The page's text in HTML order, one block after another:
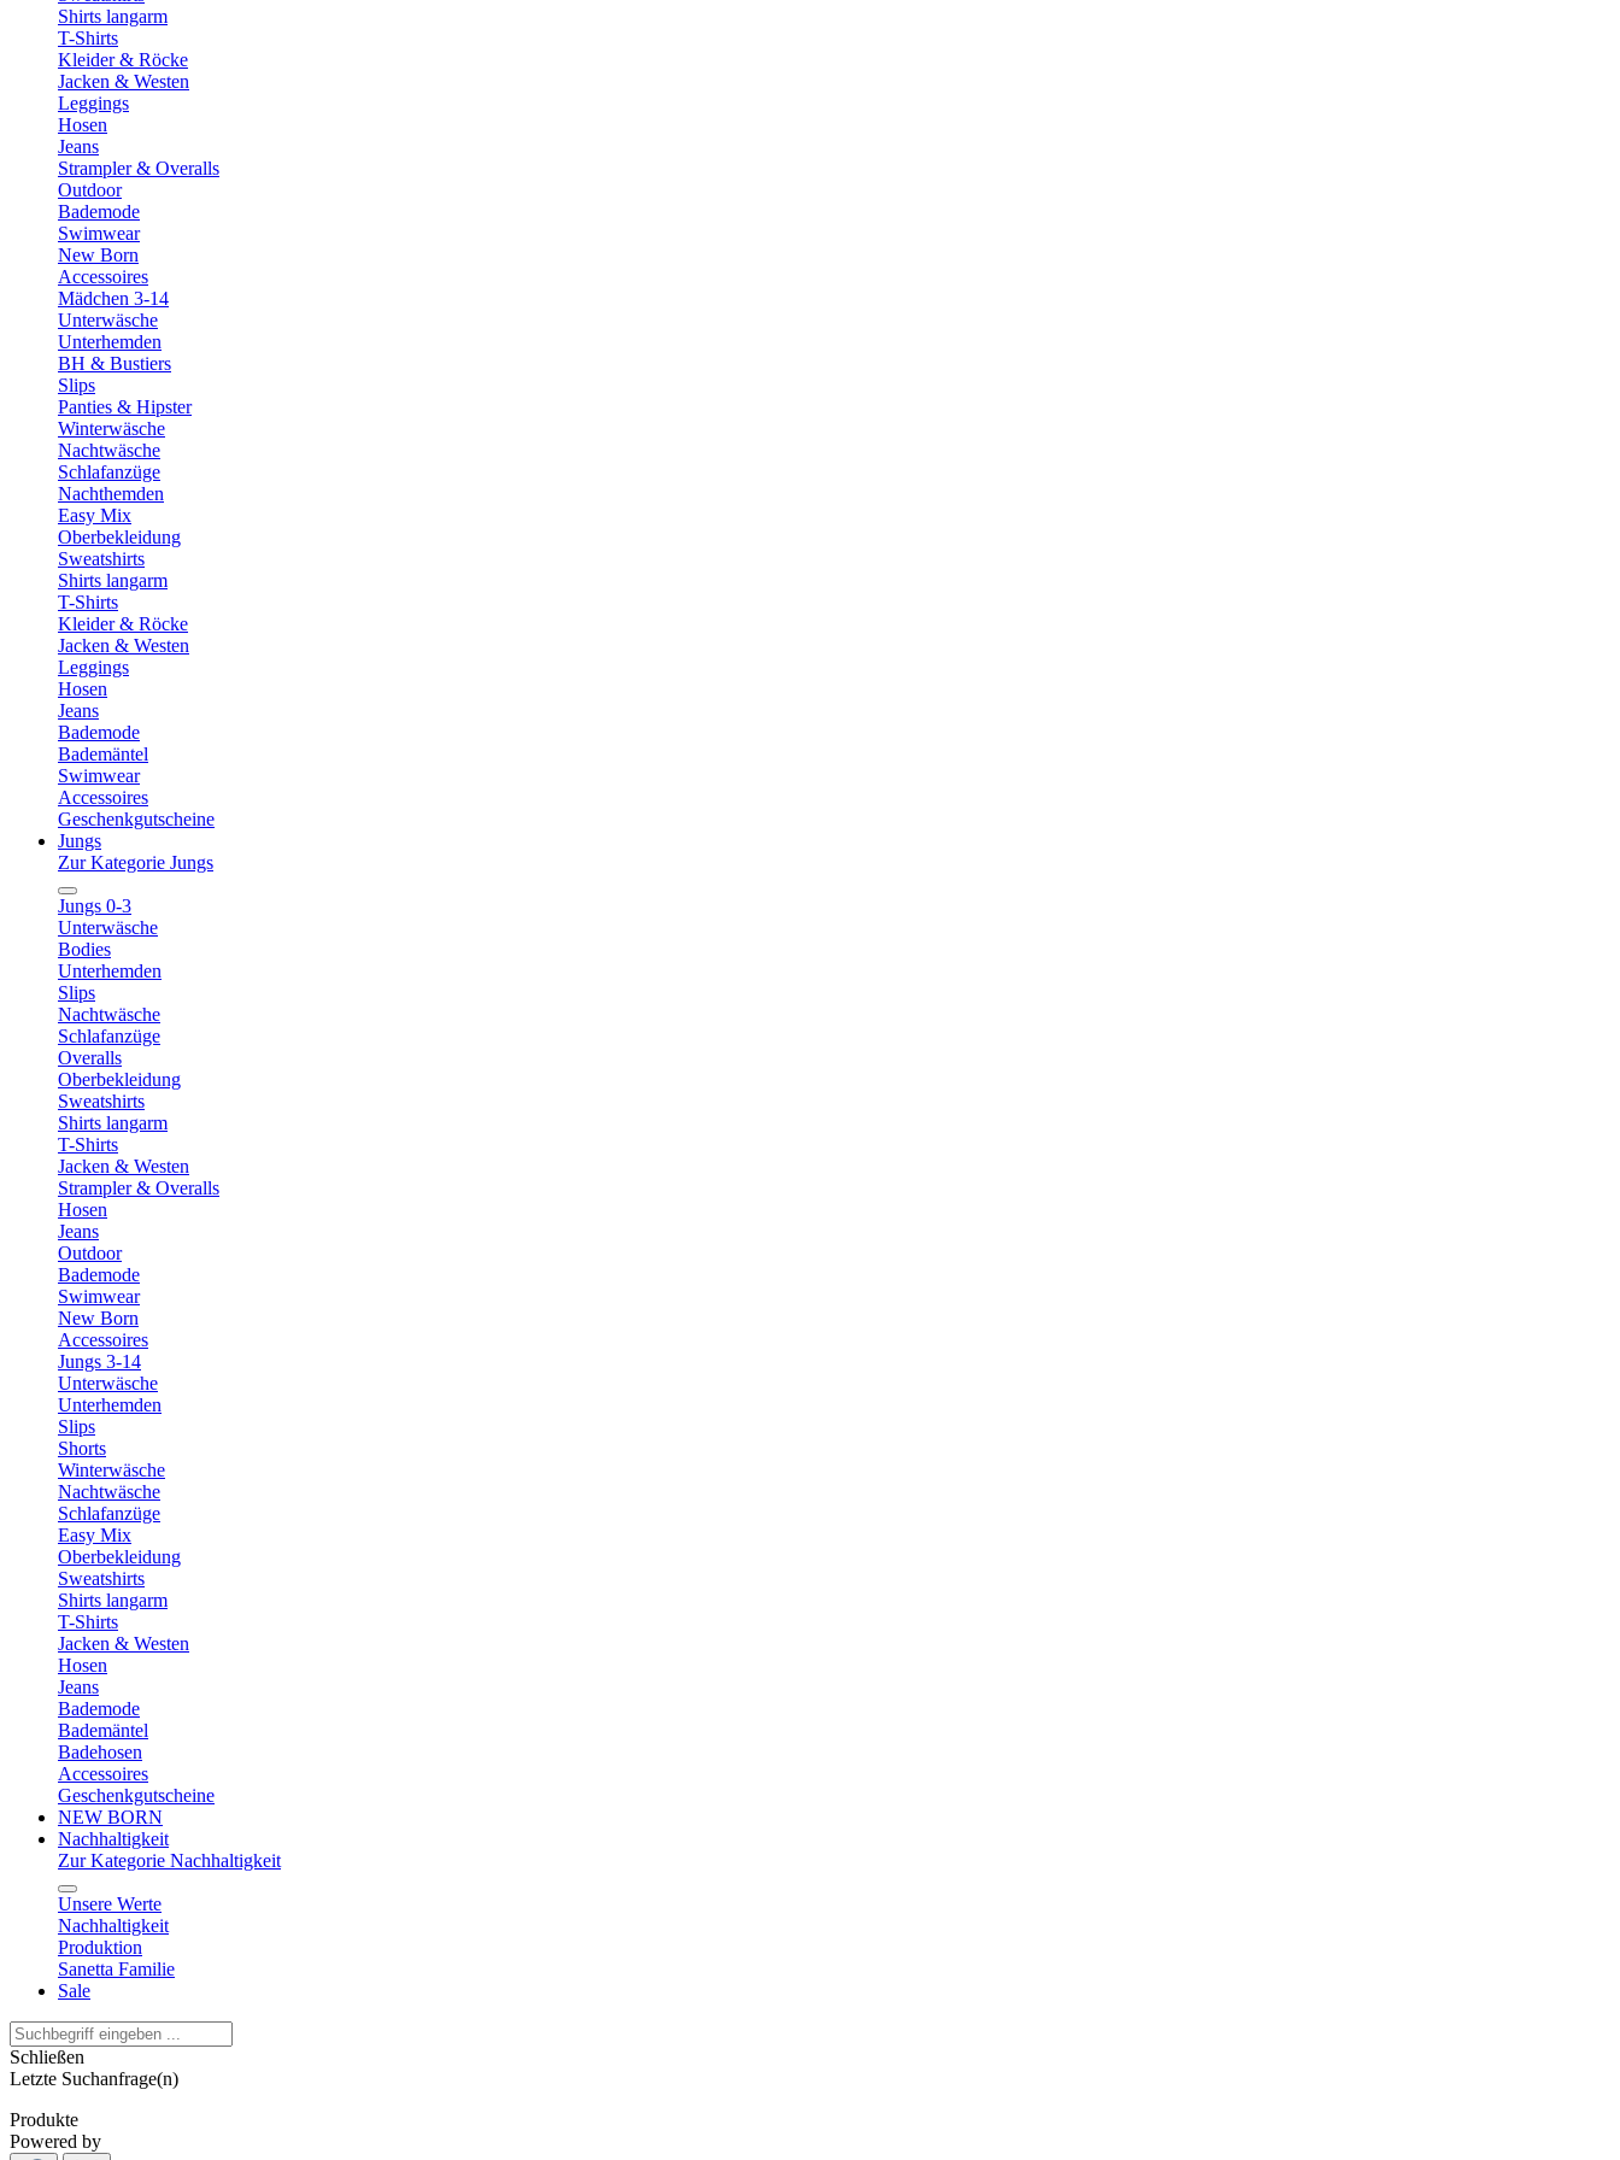
Shirts langarm
T-Shirts
Kleider & Röcke
Jacken & Westen
Leggings
Hosen
Jeans
Strampler & Overalls
Outdoor
Bademode
Swimwear
New Born
Accessoires
Mädchen 3-14
Unterwäsche
Unterhemden
BH & Bustiers
Slips
Panties & Hipster
Winterwäsche
Nachtwäsche
Schlafanzüge
Nachthemden
Easy Mix
Oberbekleidung
Sweatshirts
Shirts langarm
T-Shirts
Kleider & Röcke
Jacken & Westen
Leggings
Hosen
Jeans
Bademode
Bademäntel
Swimwear
Accessoires
Geschenkgutscheine
Jungs
Zur Kategorie Jungs
Jungs 0-3
Unterwäsche
Bodies
Unterhemden
Slips
Nachtwäsche
Schlafanzüge
Overalls
Oberbekleidung
Sweatshirts
Shirts langarm
T-Shirts
Jacken & Westen
Strampler & Overalls
Hosen
Jeans
Outdoor
Bademode
Swimwear
New Born
Accessoires
Jungs 3-14
Unterwäsche
Unterhemden
Slips
Shorts
Winterwäsche
Nachtwäsche
Schlafanzüge
Easy Mix
Oberbekleidung
Sweatshirts
Shirts langarm
T-Shirts
Jacken & Westen
Hosen
Jeans
Bademode
Bademäntel
Badehosen
Accessoires
Geschenkgutscheine
NEW BORN
Nachhaltigkeit
Zur Kategorie Nachhaltigkeit
Unsere Werte
Nachhaltigkeit
Produktion
Sanetta Familie
Sale
Schließen
Letzte Suchanfrage(n)
Produkte
Powered by